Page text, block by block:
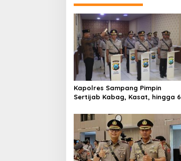
a
s
i
p
o
s
Kapolres Sampang Pimpin
Sertijab Kabag, Kasat, hingga 6